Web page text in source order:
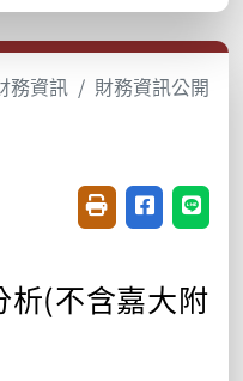
務資訊 財務資訊公開
友善列印(開新視
分享至臉書
分享
析(不含嘉大附